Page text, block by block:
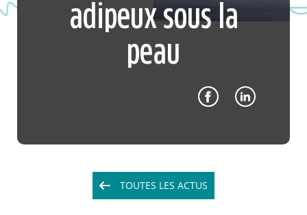
adipeux sous la
peau
TOUTES LES ACTUS